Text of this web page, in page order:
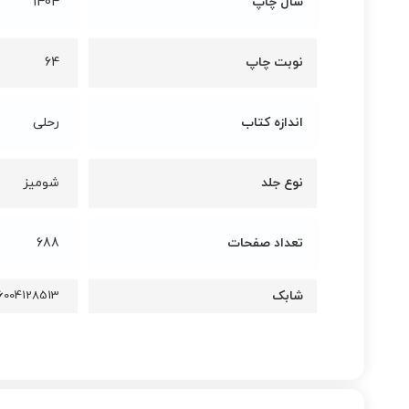
نوبت چاپ 64
اندازه کتاب رحلی
نوع جلد شومیز
تعداد صفحات 688
شابک